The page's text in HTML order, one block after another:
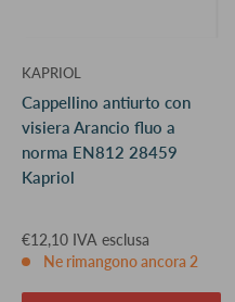
KAPRIOL
Cappellino antiurto con
visiera Arancio fluo a
norma EN812 28459
Kapriol
€12,10 IVA esclusa
Ne rimangono ancora 2